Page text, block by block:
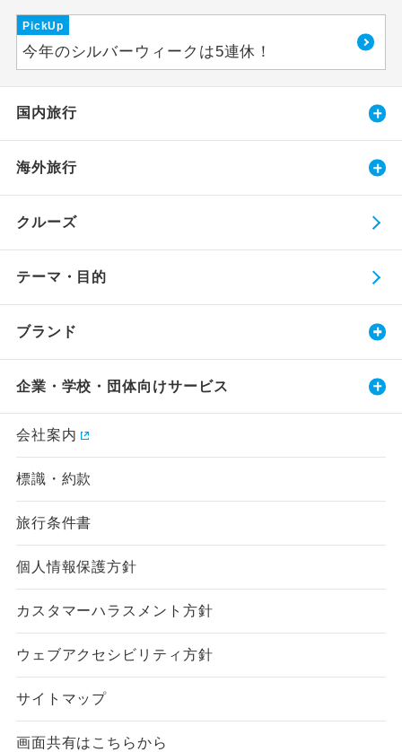
PickUp
今年のシルバーウィークは5連休！
国内旅行
海外旅行
クルーズ
テーマ・目的
ブランド
企業・学校・団体向けサービス
会社案内
標識・約款
旅行条件書
個人情報保護方針
カスタマーハラスメント方針
ウェブアクセシビリティ方針
サイトマップ
画面共有はこちらから